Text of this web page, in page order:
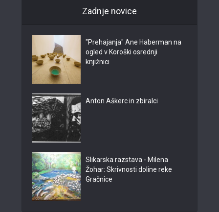
Zadnje novice
"Prehajanja" Ane Haberman na
ogled v Koroški osrednji
knjižnici
Anton Aškerc in zbiralci
Slikarska razstava - Milena
Žohar: Skrivnosti doline reke
Gračnice